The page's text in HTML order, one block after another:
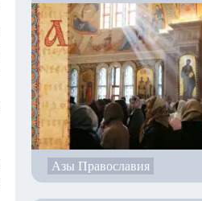
Азы Православия